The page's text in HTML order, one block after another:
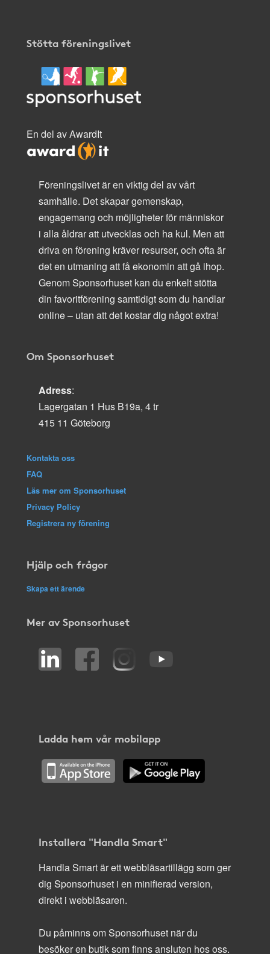
Stötta föreningslivet
En del av AwardIt
Föreningslivet är en viktig del av vårt
samhälle. Det skapar gemenskap,
engagemang och möjligheter för människor
i alla åldrar att utvecklas och ha kul. Men att
driva en förening kräver resurser, och ofta är
det en utmaning att få ekonomin att gå ihop.
Genom Sponsorhuset kan du enkelt stötta
din favoritförening samtidigt som du handlar
online – utan att det kostar dig något extra!
Om Sponsorhuset
Adress:
Lagergatan 1 Hus B19a, 4 tr
415 11 Göteborg
Kontakta oss
FAQ
Läs mer om Sponsorhuset
Privacy Policy
Registrera ny förening
Hjälp och frågor
Skapa ett ärende
Mer av Sponsorhuset
Ladda hem vår mobilapp
Installera "Handla Smart"
Handla Smart är ett webbläsartillägg som ger
dig Sponsorhuset i en minifierad version,
direkt i webbläsaren.
Du påminns om Sponsorhuset när du
besöker en butik som finns ansluten hos oss.